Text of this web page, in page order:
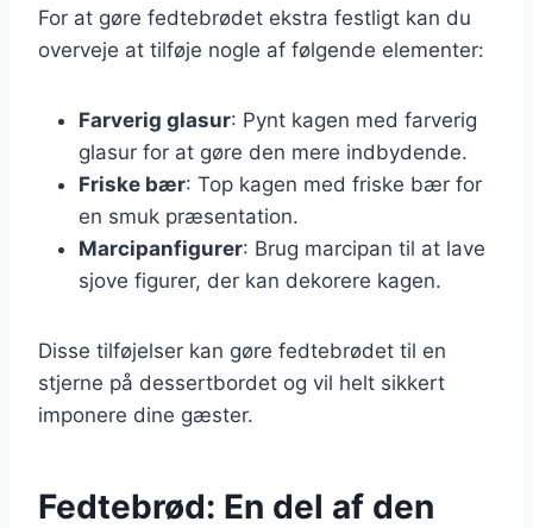
For at gøre fedtebrødet ekstra festligt kan du
overveje at tilføje nogle af følgende elementer:
Farverig glasur: Pynt kagen med farverig
glasur for at gøre den mere indbydende.
Friske bær: Top kagen med friske bær for
en smuk præsentation.
Marcipanfigurer: Brug marcipan til at lave
sjove figurer, der kan dekorere kagen.
Disse tilføjelser kan gøre fedtebrødet til en
stjerne på dessertbordet og vil helt sikkert
imponere dine gæster.
Fedtebrød: En del af den